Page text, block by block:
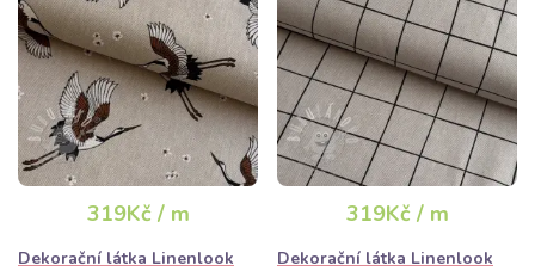
319Kč / m
Dekorační látka Linenlook
319Kč / m
Dekorační látka Linenlook